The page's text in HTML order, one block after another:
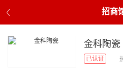
招商
金科陶瓷
已认证